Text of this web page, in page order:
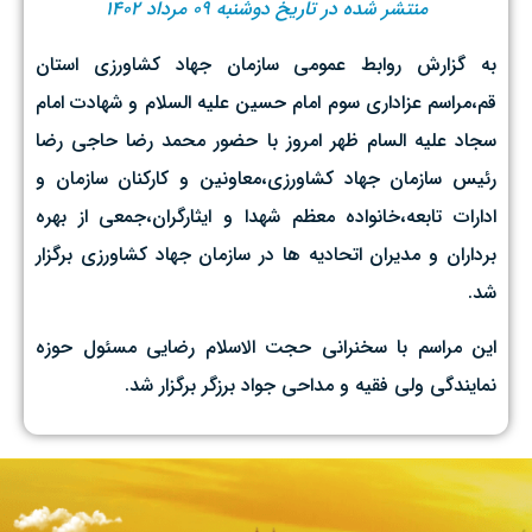
منتشر شده در تاریخ دوشنبه ۰۹ مرداد ۱۴۰۲
به گزارش روابط عمومی سازمان جهاد کشاورزی استان
قم،مراسم عزاداری سوم امام حسین علیه السلام و شهادت امام
سجاد علیه السام ظهر امروز با حضور محمد رضا حاجی رضا
رئیس سازمان جهاد کشاورزی،معاونین و کارکنان سازمان و
ادارات تابعه،خانواده معظم شهدا و ایثارگران،جمعی از بهره
برداران و مدیران اتحادیه ها در سازمان جهاد کشاورزی برگزار
شد.
این مراسم با سخنرانی حجت الاسلام رضایی مسئول حوزه
نمایندگی ولی فقیه و مداحی جواد برزگر برگزار شد.